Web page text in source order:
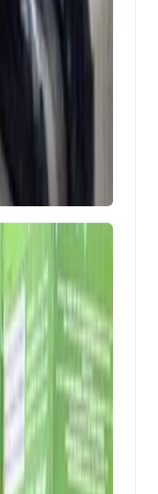
الرواتب
تم صرف
5/21